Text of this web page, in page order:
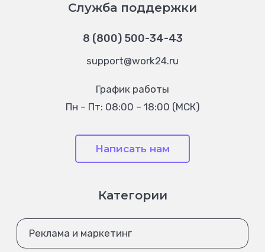
Служба поддержки
8 (800) 500-34-43
support@work24.ru
График работы
Пн – Пт: 08:00 – 18:00 (МСК)
Написать нам
Категории
Реклама и маркетинг